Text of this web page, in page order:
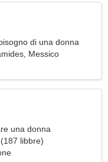
di una donna
Messico
una donna
libbre)